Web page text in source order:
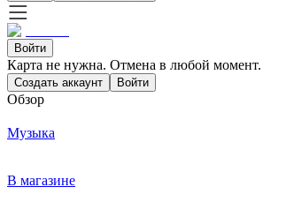
Войти
Карта не нужна. Отмена в любой момент.
Создать аккаунт Войти
Обзор
Музыка
В магазине